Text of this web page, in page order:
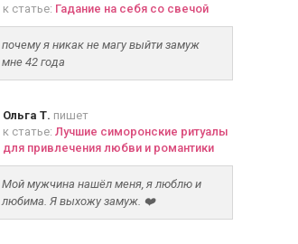
к статье: Гадание на себя со свечой
почему я никак не магу выйти замуж
мне 42 года
Ольга Т. пишет
к статье: Лучшие симоронские ритуалы
для привлечения любви и романтики
Мой мужчина нашёл меня, я люблю и
любима. Я выхожу замуж. ❤️